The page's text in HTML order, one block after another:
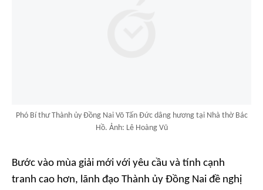
Phó Bí thư Thành ủy Đồng Nai Võ Tấn Đức dâng hương tại Nhà thờ Bác
Hồ. Ảnh: Lê Hoàng Vũ
Bước vào mùa giải mới với yêu cầu và tính cạnh
tranh cao hơn, lãnh đạo Thành ủy Đồng Nai đề nghị